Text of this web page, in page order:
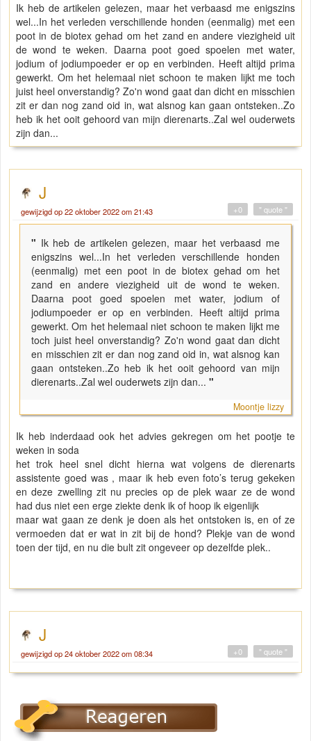
Ik heb de artikelen gelezen, maar het verbaasd me enigszins
wel...In het verleden verschillende honden (eenmalig) met een
poot in de biotex gehad om het zand en andere viezigheid uit
de wond te weken. Daarna poot goed spoelen met water,
jodium of jodiumpoeder er op en verbinden. Heeft altijd prima
gewerkt. Om het helemaal niet schoon te maken lijkt me toch
juist heel onverstandig? Zo'n wond gaat dan dicht en misschien
zit er dan nog zand oid in, wat alsnog kan gaan ontsteken..Zo
heb ik het ooit gehoord van mijn dierenarts..Zal wel ouderwets
zijn dan...
J
gewijzigd op 22 oktober 2022 om 21:43 " quote "
+0
" Ik heb de artikelen gelezen, maar het verbaasd me
enigszins wel...In het verleden verschillende honden
(eenmalig) met een poot in de biotex gehad om het
zand en andere viezigheid uit de wond te weken.
Daarna poot goed spoelen met water, jodium of
jodiumpoeder er op en verbinden. Heeft altijd prima
gewerkt. Om het helemaal niet schoon te maken lijkt me
toch juist heel onverstandig? Zo'n wond gaat dan dicht
en misschien zit er dan nog zand oid in, wat alsnog kan
gaan ontsteken..Zo heb ik het ooit gehoord van mijn
dierenarts..Zal wel ouderwets zijn dan... "
Moontje lizzy
Ik heb inderdaad ook het advies gekregen om het pootje te
weken in soda
het trok heel snel dicht hierna wat volgens de dierenarts
assistente goed was , maar ik heb even foto’s terug gekeken
en deze zwelling zit nu precies op de plek waar ze de wond
had dus niet een erge ziekte denk ik of hoop ik eigenlijk
maar wat gaan ze denk je doen als het ontstoken is, en of ze
vermoeden dat er wat in zit bij de hond? Plekje van de wond
toen der tijd, en nu die bult zit ongeveer op dezelfde plek..
J
gewijzigd op 24 oktober 2022 om 08:34 " quote "
+0